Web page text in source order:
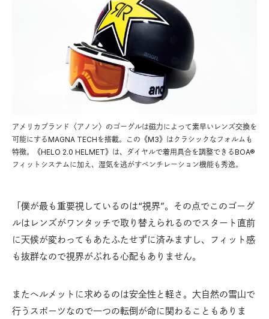
アメリカブランド〈アノン〉のゴーグルは磁力によって素早いレンズ交換を
可能にするMAGNA TECHを搭載。この《M3》はクラシックなフォルムも
特徴。《HELO 2.0 HELMET》は、ダイヤルで着用具合を調整できるBOA®
フィットシステムに加え、湿気を逃がすベンチレーション機能も秀逸。
「僕が最も重要視しているのは“視界”。その点でこのゴーグ
ルはレンズがワンタッチで取り替えられるのでスタート直前
に天候が変わってもあたふたせずに済みますし、フィット感
も抜群なので視界がぶれる心配もありません。
またヘルメットに求めるのは安全性と軽さ。大自然の雪山で
行うスポーツなので一つの転倒が命に関わることもありま